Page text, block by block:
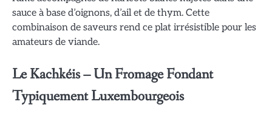
sauce à base d’oignons, d’ail et de thym. Cette
combinaison de saveurs rend ce plat irrésistible pour les
amateurs de viande.
Le Kachkéis – Un Fromage Fondant
Typiquement Luxembourgeois